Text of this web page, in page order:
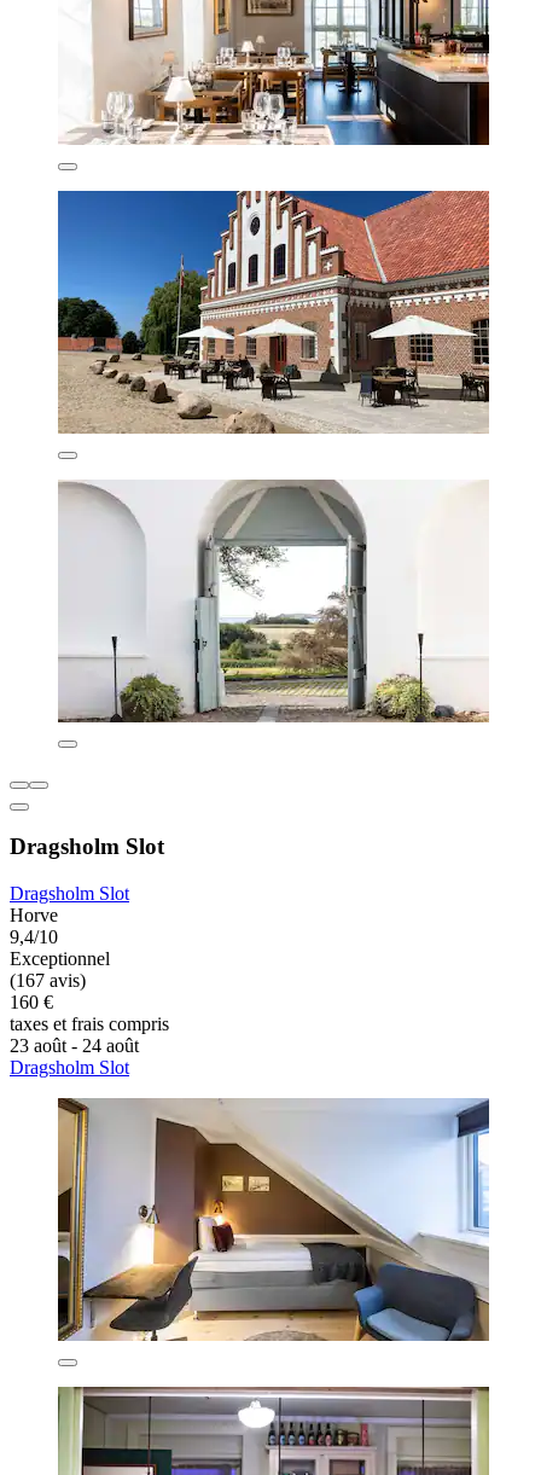
Dragsholm Slot
Dragsholm Slot
Horve
9,4/10
Exceptionnel
(167 avis)
160 €
taxes et frais compris
23 août - 24 août
Dragsholm Slot